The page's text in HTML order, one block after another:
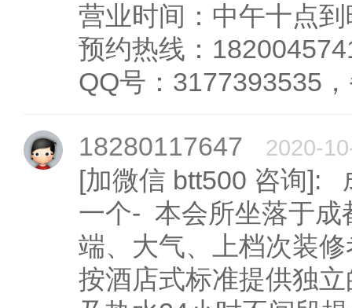
营业时间：中午十点
预约热线：
QQ号：3177393535
18280117647 2020-
[加微信 btt500 咨询]:
一个- 本会所坐落于成
端、大气、上档次装
按酒店式标准提供独